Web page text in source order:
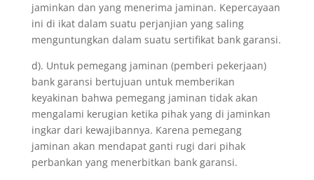
jaminkan dan yang menerima jaminan. Kepercayaan
ini di ikat dalam suatu perjanjian yang saling
menguntungkan dalam suatu sertifikat bank garansi.
d). Untuk pemegang jaminan (pemberi pekerjaan)
bank garansi bertujuan untuk memberikan
keyakinan bahwa pemegang jaminan tidak akan
mengalami kerugian ketika pihak yang di jaminkan
ingkar dari kewajibannya. Karena pemegang
jaminan akan mendapat ganti rugi dari pihak
perbankan yang menerbitkan bank garansi.